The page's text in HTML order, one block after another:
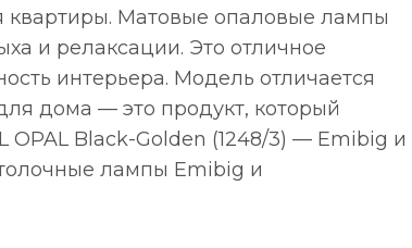
квартиры. Матовые опаловые лампы
и релаксации. Это отличное
интерьера. Модель отличается
дома — это продукт, который
Black-Golden (1248/3) — Emibig и
лампы Emibig и